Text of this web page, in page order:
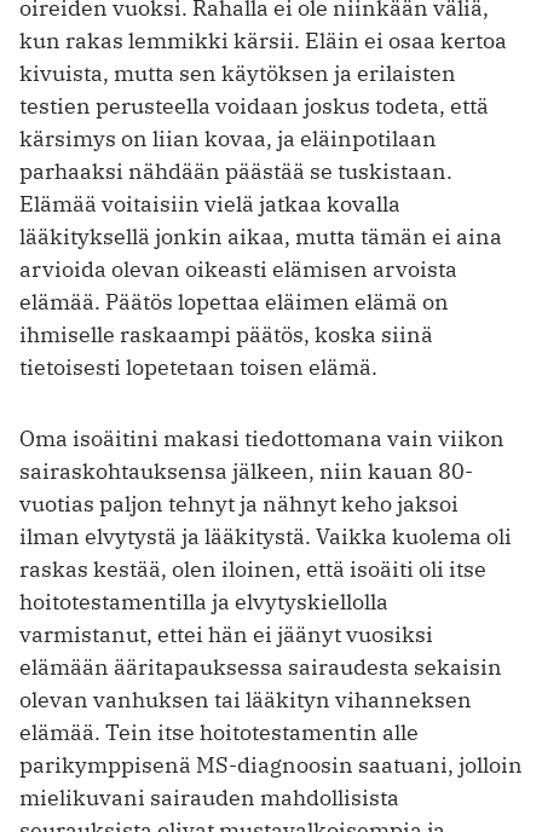
oireiden vuoksi. Rahalla ei ole niinkään väliä,
kun rakas lemmikki kärsii. Eläin ei osaa kertoa
kivuista, mutta sen käytöksen ja erilaisten
testien perusteella voidaan joskus todeta, että
kärsimys on liian kovaa, ja eläinpotilaan
parhaaksi nähdään päästää se tuskistaan.
Elämää voitaisiin vielä jatkaa kovalla
lääkityksellä jonkin aikaa, mutta tämän ei aina
arvioida olevan oikeasti elämisen arvoista
elämää. Päätös lopettaa eläimen elämä on
ihmiselle raskaampi päätös, koska siinä
tietoisesti lopetetaan toisen elämä.
Oma isoäitini makasi tiedottomana vain viikon
sairaskohtauksensa jälkeen, niin kauan 80-
vuotias paljon tehnyt ja nähnyt keho jaksoi
ilman elvytystä ja lääkitystä. Vaikka kuolema oli
raskas kestää, olen iloinen, että isoäiti oli itse
hoitotestamentilla ja elvytyskiellolla
varmistanut, ettei hän ei jäänyt vuosiksi
elämään ääritapauksessa sairaudesta sekaisin
olevan vanhuksen tai lääkityn vihanneksen
elämää. Tein itse hoitotestamentin alle
parikymppisenä MS-diagnoosin saatuani, jolloin
mielikuvani sairauden mahdollisista